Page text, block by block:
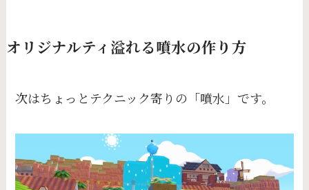
オリジナルティ溢れる噴水の作り方
次はちょっとテクニック寄りの「噴水」です。